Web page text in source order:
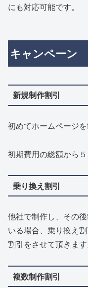
にも対応可能です。
キャンペーン
新規制作割引
初めてホームページ
初期費用の総額から
乗り換え割引
他社で制作し、その
いる場合、乗り換え
割引をさせて頂きます
複数制作割引